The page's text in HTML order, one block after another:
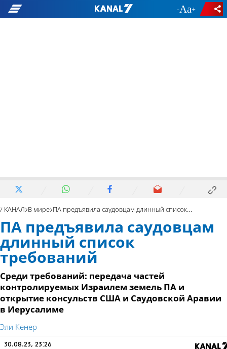
- +
7 КАНАЛ В мире ПА предъявила саудовцам длинный список требований
ПА предъявила саудовцам
длинный список
требований
Среди требований: передача частей
контролируемых Израилем земель ПА и
открытие консульств США и Саудовской Аравии
в Иерусалиме
Эли Кенер
30.08.23, 23:26